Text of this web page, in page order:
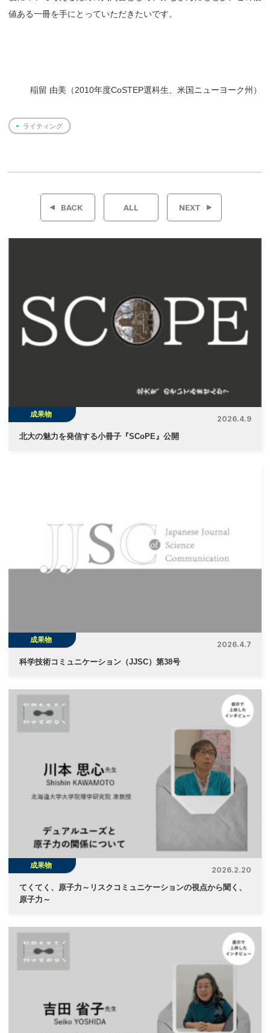
値ある一冊を手にとっていただきたいです。
稲留 由美（2010年度CoSTEP選科生、米国ニューヨーク州）
ライティング
投
ー
シ
ョ
BACK ALL NEXT
成果物
2026.4.9
北大の魅力を発信する小冊子『SCoPE』公開
成果物
2026.4.7
科学技術コミュニケーション（JJSC）第38号
成果物
2026.2.20
てくてく、原子力～リスクコミュニケーションの視点から聞く、
原子力～